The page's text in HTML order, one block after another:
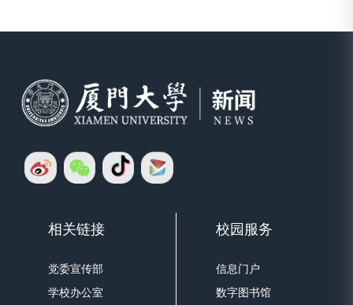
相关链接
党委宣传部
学校办公室
校园服务
信息门户
数字图书馆